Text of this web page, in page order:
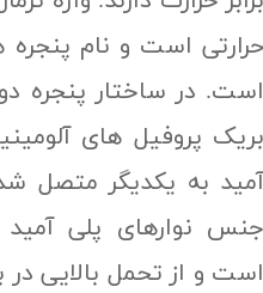
حرارتی است و نام پنجره
است. در ساختار پنجره دو
بریک پروفیل های
آمید به یکدیگر متصل
جنس نوارهای پلی
است و از تحمل بالایی در